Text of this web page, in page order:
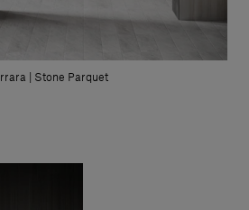
| Stone Parquet